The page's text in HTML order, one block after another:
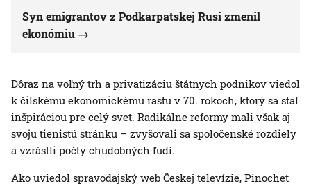
Syn emigrantov z Podkarpatskej Rusi zmenil
ekonómiu
Dôraz na voľný trh a privatizáciu štátnych podnikov viedol
k čilskému ekonomickému rastu v 70. rokoch, ktorý sa stal
inšpiráciou pre celý svet. Radikálne reformy mali však aj
svoju tienistú stránku – zvyšovali sa spoločenské rozdiely
a vzrástli počty chudobných ľudí.
Ako uviedol spravodajský web Českej televízie, Pinochet